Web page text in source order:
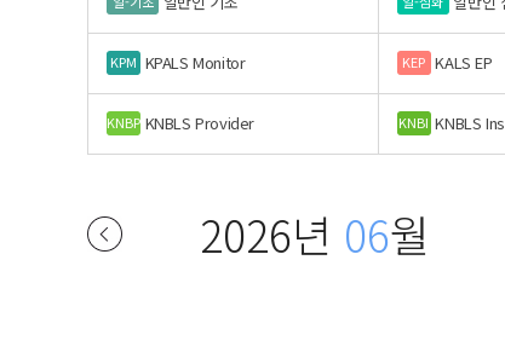
KPM KPALS Monitor KEP KALS EP
KNBP KNBLS Provider KNBI KNBLS
2026년 06월